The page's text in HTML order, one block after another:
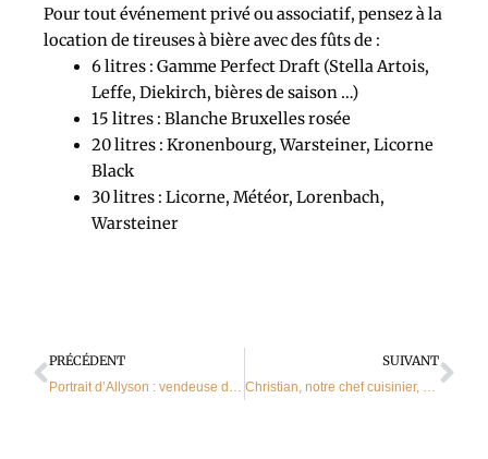
Pour tout événement privé ou associatif, pensez à la
location de tireuses à bière avec des fûts de :
6 litres : Gamme Perfect Draft (Stella Artois,
Leffe, Diekirch, bières de saison …)
15 litres : Blanche Bruxelles rosée
20 litres : Kronenbourg, Warsteiner, Licorne
Black
30 litres : Licorne, Météor, Lorenbach,
Warsteiner
Précédent
PRÉCÉDENT
Portrait d’Allyson : vendeuse dans votre magasin Le Comptoir des Saveurs
SUIVANT
Christian, notre chef cuisinier, et sa tarte au fromage blanc.